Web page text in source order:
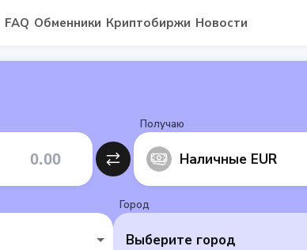
FAQ Обменники Криптобиржи Новости
Получаю
Наличные EUR
Город
Выберите город